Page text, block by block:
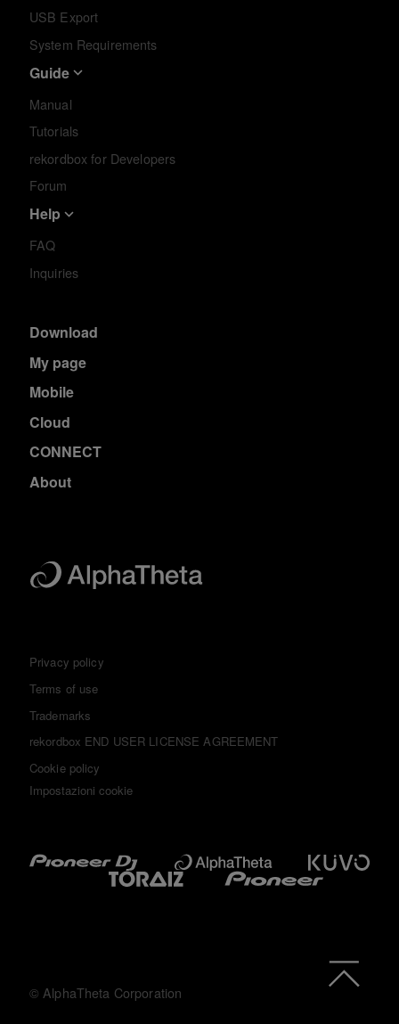
USB Export
System Requirements
Guide
Manual
Tutorials
rekordbox for Developers
Forum
Help
FAQ
Inquiries
Download
My page
Mobile
Cloud
CONNECT
About
Privacy policy
Terms of use
Trademarks
rekordbox END USER LICENSE AGREEMENT
Cookie policy
Impostazioni cookie
© AlphaTheta Corporation